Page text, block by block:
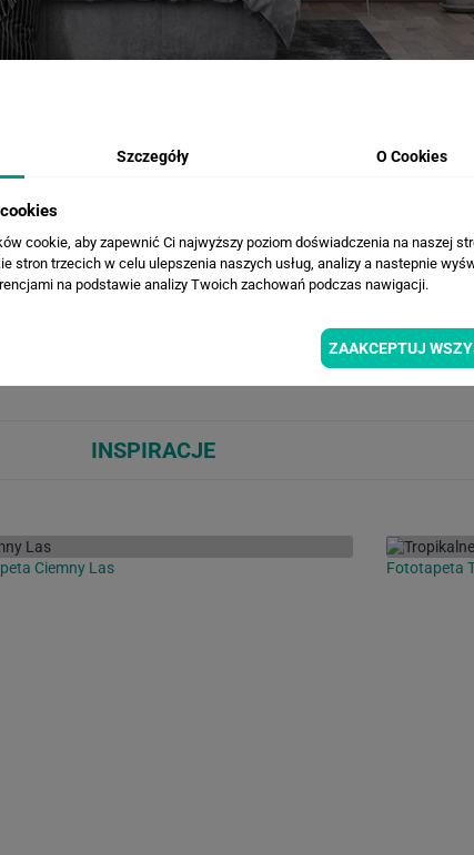
drzewa wynurzają się z delikatnej mgły, otoczone
powiększyć i odświeżyć salon, sypialnię czy biuro,
Sprawdzi się również w przestrzeniach komercyjnych,
WIZUALIZACJE PRODUKTU
INSPIRACJE
Ciemny Las Fototapeta
Szczegóły O Cookies
cookie, aby zapewnić Ci najwyższy poziom doświadczenia na naszej
stron trzecich w celu ulepszenia naszych usług, analizy a nastepnie
na podstawie analizy Twoich zachowań podczas nawigacji.
ZAAKCEPTUJ